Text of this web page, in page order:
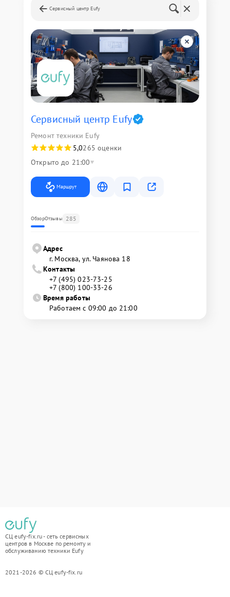
Сервисный центр Eufy
Сервисный центр Eufy
Ремонт техники Eufy
5,0265 оценки
Открыто до 21:00
Маршрут
ОбзорОтзывы 285
Адрес
г. Москва, ул. Чаянова 18
Контакты
+7 (495) 023-73-25
+7 (800) 100-33-26
Время работы
Работаем с 09:00 до 21:00
СЦ eufy-fix.ru - сеть сервисных
центров в Москве по ремонту и
обслуживанию техники Eufy
2021-2026 © СЦ eufy-fix.ru